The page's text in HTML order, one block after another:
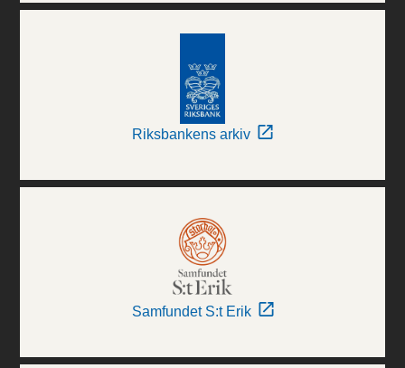
Riksbankens arkiv
Samfundet S:t Erik